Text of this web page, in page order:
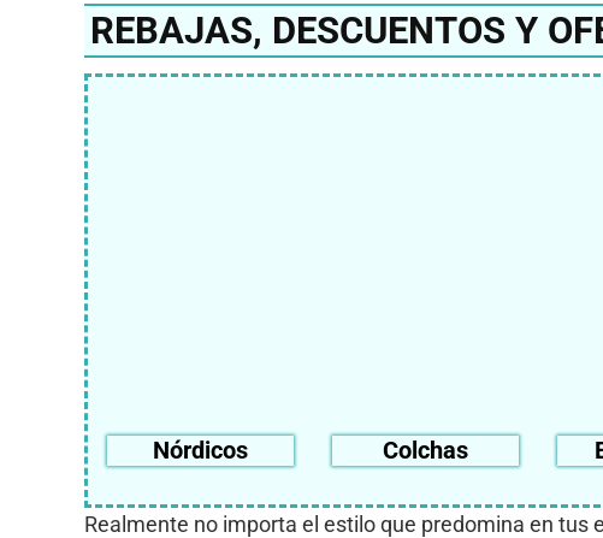
REBAJAS, DESCUENTOS Y
Nórdicos Colchas
Realmente no importa el estilo que predomina en tus